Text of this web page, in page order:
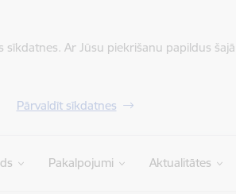
Ar Jūsu piekrišanu papildus
Pārvaldīt sīkdatnes
Pakalpojumi Aktualitātes